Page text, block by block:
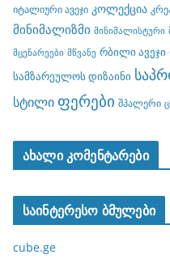
იტალიური ავეჯი კოლექცია
მინიმალიზმი მინიმალისტური
მცენარეები მწვანე რბილი ავეჯი
სამზარეულოს დიზაინი
სტილი ფერები შპალერი
ახალი კომენტარები
საინტერესო ბმულები
cube.ge